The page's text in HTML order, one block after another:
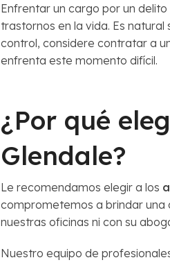
Enfrentar un cargo por un
trastornos en la vida. Es
control, considere contratar a
enfrenta este momento difícil.
¿Por qué
Glendale?
Le recomendamos elegir a los
comprometemos a brindar una
nuestras oficinas ni con su
Nuestro equipo de